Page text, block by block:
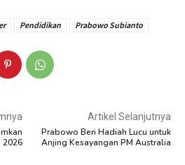
Pendidikan Prabowo Subianto
2026
Artikel Selanjutnya
Prabowo Beri Hadiah Lucu untuk
Anjing Kesayangan PM Australia